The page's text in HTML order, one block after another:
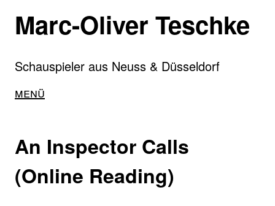
InhaltMarc-Oliver Teschke
Schauspieler aus Neuss & Düsseldorf
MainMenü
An Inspector Calls
(Online Reading)